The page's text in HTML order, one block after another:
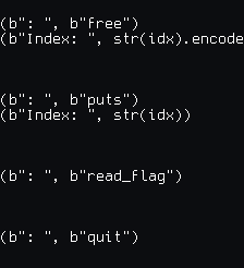
", b"free")
",
", b"puts")
", str(idx))
", b"read_flag")
", b"quit")